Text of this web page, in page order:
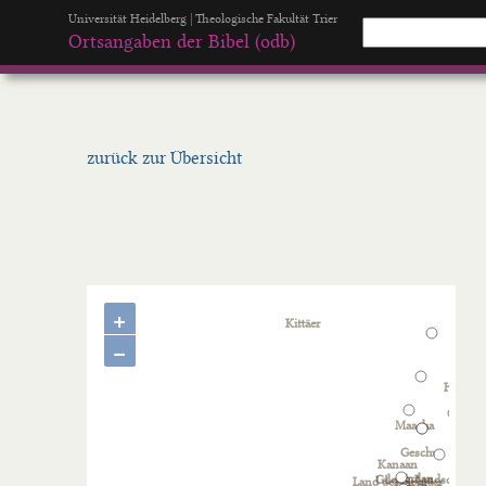
Universität Heidelberg | Theologische Fakultät Trier
Ortsangaben der Bibel (odb)
zurück zur Übersicht
+
−